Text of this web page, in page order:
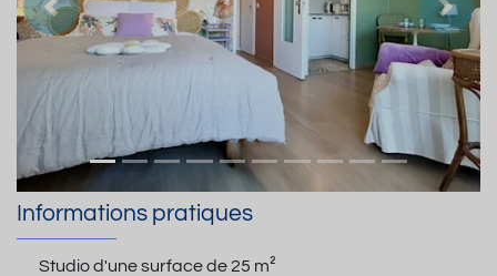
Précedent
Informations pratiques
Studio d'une surface de25 m²